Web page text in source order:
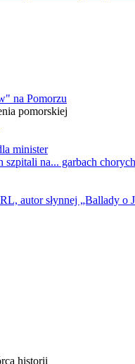
na Pomorzu
pomorskiej
minister
na... garbach chorych
autor słynnej „Ballady o
historii